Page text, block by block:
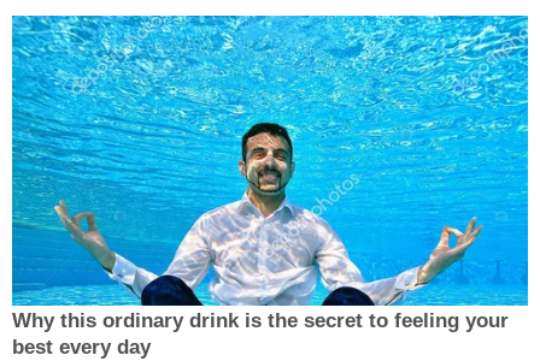
Why this ordinary drink is the secret to feeling your
best every day